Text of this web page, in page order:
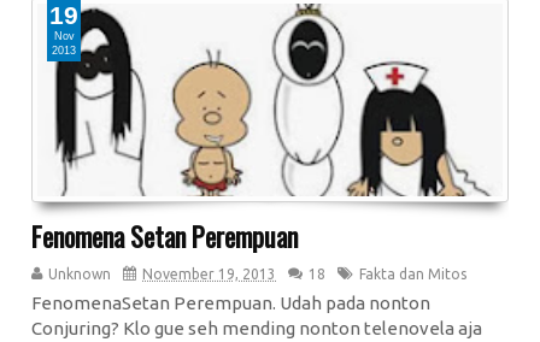
Fenomena Setan Perempuan
Unknown November 19, 2013 18 Fakta dan Mitos
FenomenaSetan Perempuan. Udah pada nonton
Conjuring? Klo gue seh mending nonton telenovela aja
19
Nov
2013